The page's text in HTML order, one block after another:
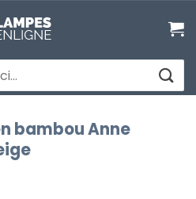
bambou Anne